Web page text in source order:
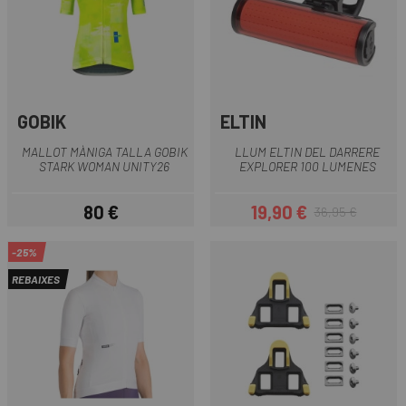
GOBIK
MALLOT MÀNIGA TALLA GOBIK
STARK WOMAN UNITY26
Preu
80 €
ELTIN
LLUM ELTIN DEL DARRERE
EXPLORER 100 LUMENES
Preu
19,90 €Preu regular
36,95 €
-25%
REBAIXES